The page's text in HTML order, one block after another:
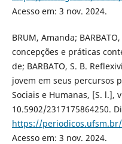
Acesso em: 3 nov. 2024.
BRUM, Amanda;
concepções e práticas
de; BARBATO, S. B.
jovem em seus percursos
Sociais e Humanas, [S. l.],
10.5902/2317175864250.
https://
Acesso em: 3 nov. 2024.